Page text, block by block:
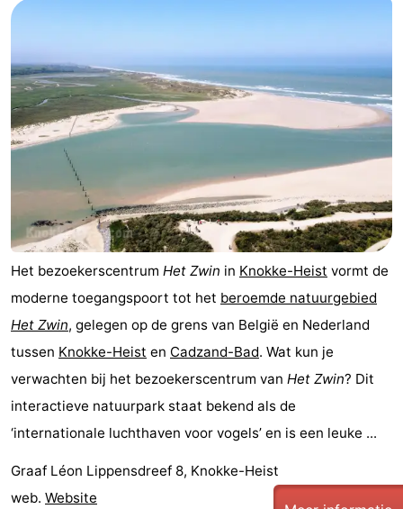
Het bezoekerscentrum Het Zwin in Knokke-Heist vormt de
moderne toegangspoort tot het beroemde natuurgebied
Het Zwin, gelegen op de grens van België en Nederland
tussen Knokke-Heist en Cadzand-Bad. Wat kun je
verwachten bij het bezoekerscentrum van Het Zwin? Dit
interactieve natuurpark staat bekend als de
‘internationale luchthaven voor vogels’ en is een leuke ...
Graaf Léon Lippensdreef 8, Knokke-Heist
web. Website